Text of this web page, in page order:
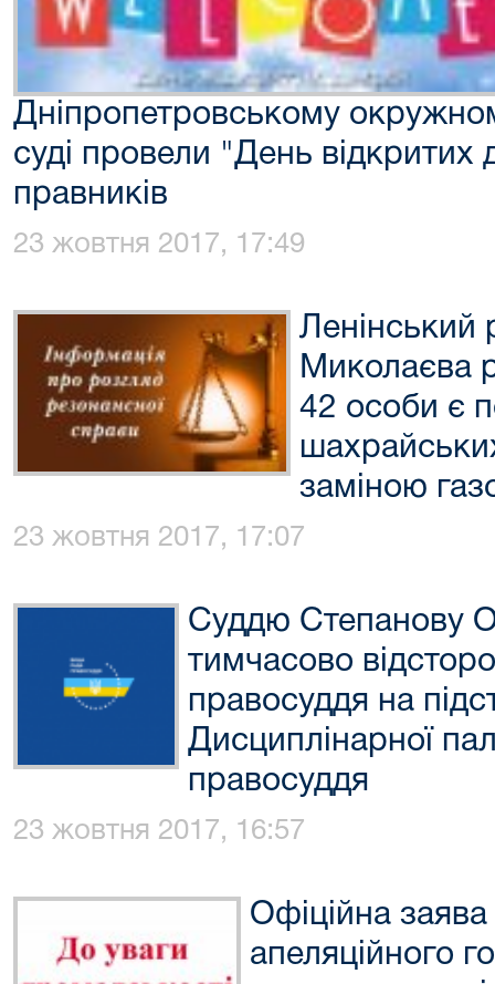
Дніпропетровському
суді провели "День відкритих
правників
23 жовтня 2017, 17:49
Ленінський
Миколаєва
42 особи є
заміною
23 жовтня 2017, 17:07
Суддю Степанову
тимчасово
правосуддя на
Дисциплінарної
правосуддя
23 жовтня 2017, 16:57
Офіційна
апеляційного